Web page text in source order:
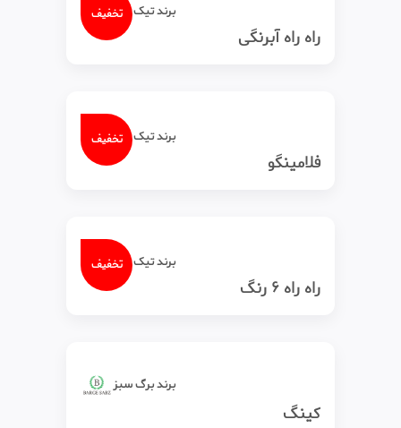
تخفیفبرند تیک‌ تاک
راه راه آبرنگی
تخفیفبرند تیک‌ تاک
فلامینگو
تخفیفبرند تیک‌ تاک
راه راه 6 رنگ
برند برگ سبز
کینگ